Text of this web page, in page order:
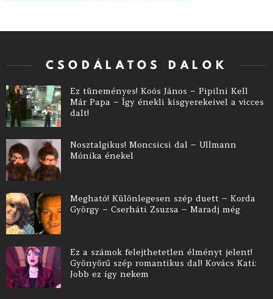
CSODÁLATOS DALOK
Ez tüneményes! Koós János – Pipilni Kell
Már Papa – Így énekli kisgyerekeivel a vicces
dalt!
Nosztalgikus! Moncsicsi dal – Ullmann
Mónika énekel
Megható! Különlegesen szép duett – Korda
György – Cserháti Zsuzsa – Maradj még
Ez a számok felejthetetlen élményt jelent!
Gyönyörű szép romantikus dal! Kovács Kati:
Jobb ez így nekem